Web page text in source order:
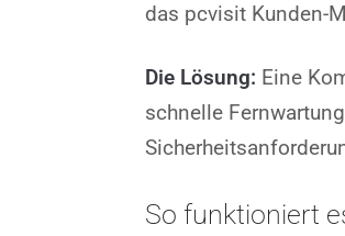
das pcvisit Kunden-
Die Lösung: Eine
schnelle
So funktioniert